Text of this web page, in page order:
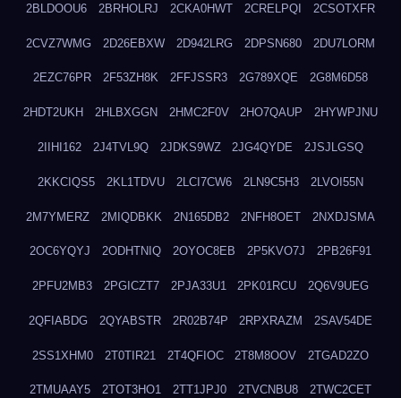
2BLDOOU6 2BRHOLRJ 2CKA0HWT 2CRELPQI 2CSOTXFR
2CVZ7WMG 2D26EBXW 2D942LRG 2DPSN680 2DU7LORM
2EZC76PR 2F53ZH8K 2FFJSSR3 2G789XQE 2G8M6D58
2HDT2UKH 2HLBXGGN 2HMC2F0V 2HO7QAUP 2HYWPJNU
2IIHI162 2J4TVL9Q 2JDKS9WZ 2JG4QYDE 2JSJLGSQ
2KKCIQS5 2KL1TDVU 2LCI7CW6 2LN9C5H3 2LVOI55N
2M7YMERZ 2MIQDBKK 2N165DB2 2NFH8OET 2NXDJSMA
2OC6YQYJ 2ODHTNIQ 2OYOC8EB 2P5KVO7J 2PB26F91
2PFU2MB3 2PGICZT7 2PJA33U1 2PK01RCU 2Q6V9UEG
2QFIABDG 2QYABSTR 2R02B74P 2RPXRAZM 2SAV54DE
2SS1XHM0 2T0TIR21 2T4QFIOC 2T8M8OOV 2TGAD2ZO
2TMUAAY5 2TOT3HO1 2TT1JPJ0 2TVCNBU8 2TWC2CET